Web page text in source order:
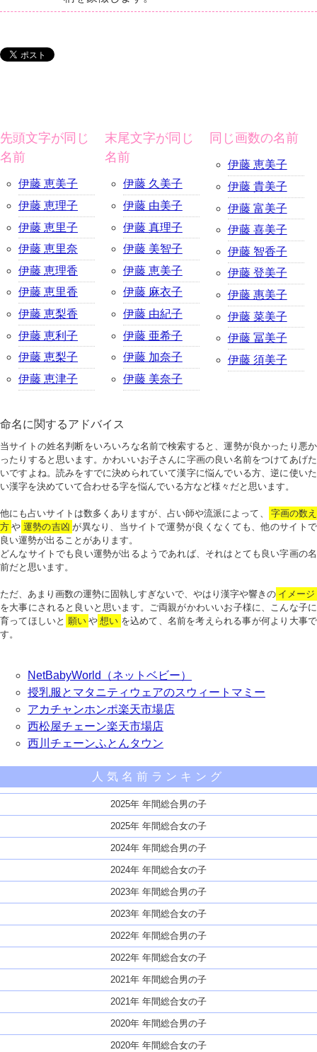
先頭文字が同じ
名前
伊藤 恵美子
伊藤 恵理子
伊藤 恵里子
伊藤 恵里奈
伊藤 恵理香
伊藤 恵里香
伊藤 恵梨香
伊藤 恵利子
伊藤 恵梨子
伊藤 恵津子
末尾文字が同じ
名前
伊藤 久美子
伊藤 由美子
伊藤 真理子
伊藤 美智子
伊藤 恵美子
伊藤 麻衣子
伊藤 由紀子
伊藤 亜希子
伊藤 加奈子
伊藤 美奈子
同じ画数の名前
伊藤 恵美子
伊藤 貴美子
伊藤 富美子
伊藤 喜美子
伊藤 智香子
伊藤 登美子
伊藤 惠美子
伊藤 菜美子
伊藤 冨美子
伊藤 須美子
命名に関するアドバイス
当サイトの姓名判断をいろいろな名前で検索すると、運勢が良かったり悪か
ったりすると思います。かわいいお子さんに字画の良い名前をつけてあげた
いですよね。読みをすでに決められていて漢字に悩んでいる方、逆に使いた
い漢字を決めていて合わせる字を悩んでいる方など様々だと思います。
他にも占いサイトは数多くありますが、占い師や流派によって、
字画の数え
方 や 運勢の吉凶 が異なり、当サイトで運勢が良くなくても、他のサイトで
良い運勢が出ることがあります。
どんなサイトでも良い運勢が出るようであれば、それはとても良い字画の名
前だと思います。
ただ、あまり画数の運勢に固執しすぎないで、やはり漢字や響きの イメージ
を大事にされると良いと思います。ご両親がかわいいお子様に、こんな子に
育ってほしいと 願い や 想い を込めて、名前を考えられる事が何より大事で
す。
NetBabyWorld（ネットベビー）
授乳服とマタニティウェアのスウィートマミー
アカチャンホンポ楽天市場店
西松屋チェーン楽天市場店
西川チェーンふとんタウン
人気名前ランキング
2025年 年間総合男の子
2025年 年間総合女の子
2024年 年間総合男の子
2024年 年間総合女の子
2023年 年間総合男の子
2023年 年間総合女の子
2022年 年間総合男の子
2022年 年間総合女の子
2021年 年間総合男の子
2021年 年間総合女の子
2020年 年間総合男の子
2020年 年間総合女の子